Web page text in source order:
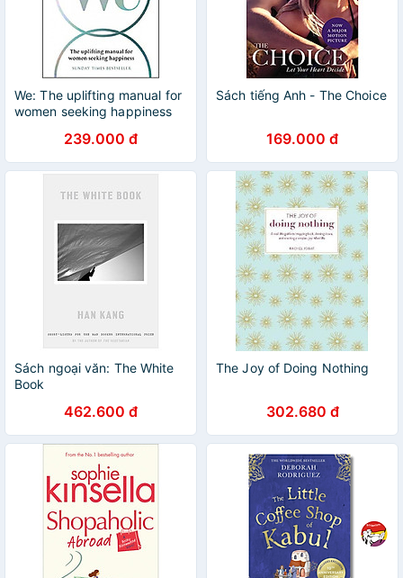
We: The uplifting manual for
women seeking happiness
239.000 đ
Sách tiếng Anh - The Choice
169.000 đ
Sách ngoại văn: The White
Book
462.600 đ
The Joy of Doing Nothing
302.680 đ